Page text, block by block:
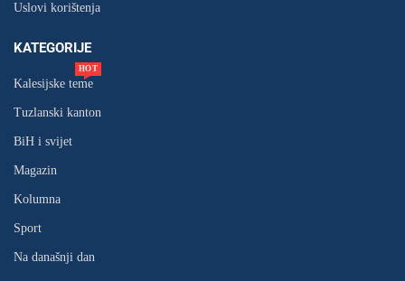
Uslovi korištenja
KATEGORIJE
Kalesijske teme
HOT
Tuzlanski kanton
BiH i svijet
Magazin
Kolumna
Sport
Na današnji dan